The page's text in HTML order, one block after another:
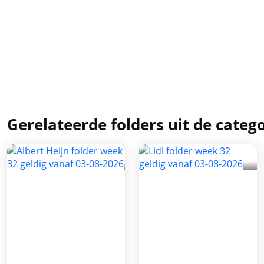
Gerelateerde folders uit de